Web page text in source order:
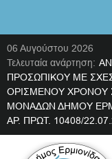
06 Αυγούστου 2026
Τελευταία ανάρτηση:
ΠΡΟΣΩΠΙΚΟΥ ΜΕ
ΟΡΙΣΜΕΝΟΥ ΧΡΟΝΟΥ
ΜΟΝΑΔΩΝ ΔΗΜΟΥ
ΑΡ. ΠΡΩΤ. 10408/